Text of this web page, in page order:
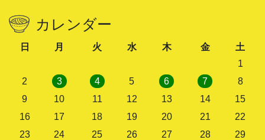
カレンダー
日 月 火 水 木 金
土
1
2
3 4 5 6 7
8
9
10 11 12 13 14
15
16
17 18 19 20 21
22
23
24 25 26 27 28
29